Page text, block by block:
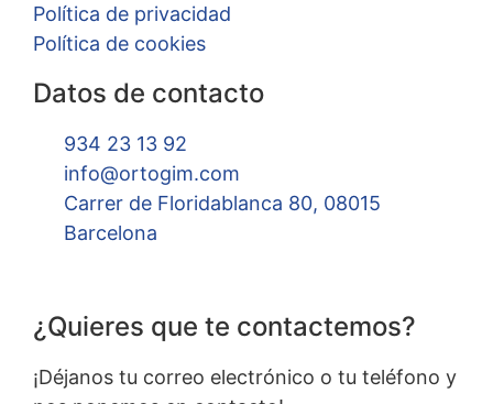
Política de privacidad
Política de cookies
Datos de contacto
934 23 13 92
info@ortogim.com
Carrer de Floridablanca 80, 08015
Barcelona
¿Quieres que te contactemos?
¡Déjanos tu correo electrónico o tu teléfono y